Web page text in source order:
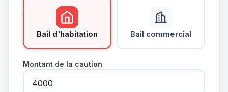
Bail d'habitation Bail commercial
Montant de la caution